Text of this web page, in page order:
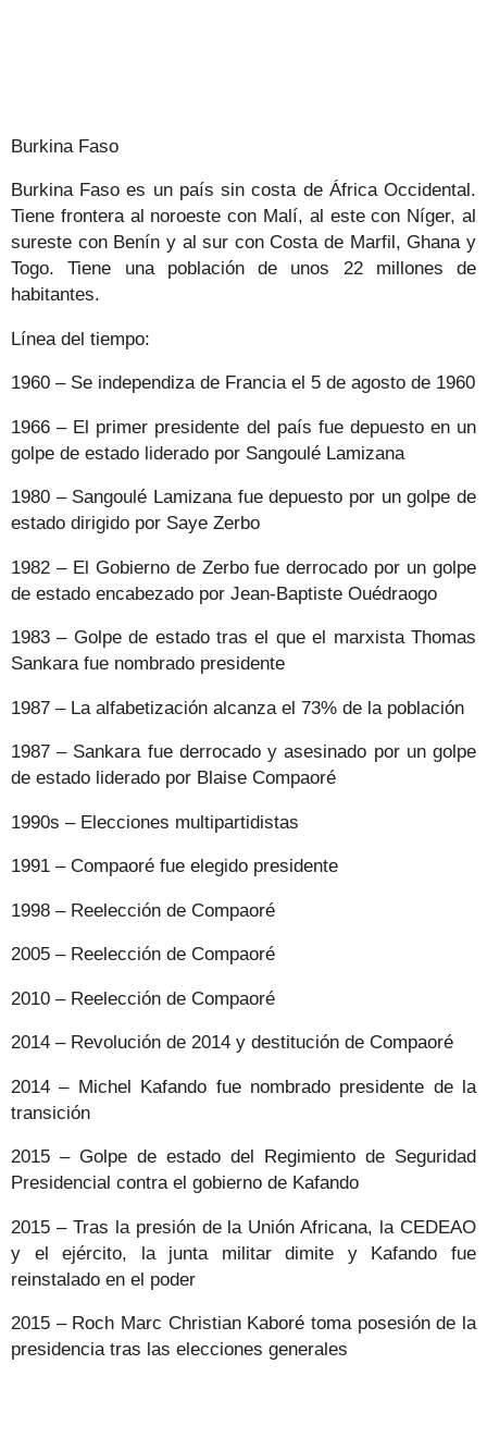
Burkina Faso
Burkina Faso es un país sin costa de África Occidental.
Tiene frontera al noroeste con Malí, al este con Níger, al
sureste con Benín y al sur con Costa de Marfil, Ghana y
Togo. Tiene una población de unos 22 millones de
habitantes.
Línea del tiempo:
1960 – Se independiza de Francia el 5 de agosto de 1960
1966 – El primer presidente del país fue depuesto en un
golpe de estado liderado por Sangoulé Lamizana
1980 – Sangoulé Lamizana fue depuesto por un golpe de
estado dirigido por Saye Zerbo
1982 – El Gobierno de Zerbo fue derrocado por un golpe
de estado encabezado por Jean-Baptiste Ouédraogo
1983 – Golpe de estado tras el que el marxista Thomas
Sankara fue nombrado presidente
1987 – La alfabetización alcanza el 73% de la población
1987 – Sankara fue derrocado y asesinado por un golpe
de estado liderado por Blaise Compaoré
1990s – Elecciones multipartidistas
1991 – Compaoré fue elegido presidente
1998 – Reelección de Compaoré
2005 – Reelección de Compaoré
2010 – Reelección de Compaoré
2014 – Revolución de 2014 y destitución de Compaoré
2014 – Michel Kafando fue nombrado presidente de la
transición
2015 – Golpe de estado del Regimiento de Seguridad
Presidencial contra el gobierno de Kafando
2015 – Tras la presión de la Unión Africana, la CEDEAO
y el ejército, la junta militar dimite y Kafando fue
reinstalado en el poder
2015 – Roch Marc Christian Kaboré toma posesión de la
presidencia tras las elecciones generales